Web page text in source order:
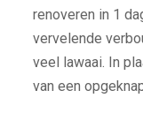
renoveren in 1
vervelende
veel lawaai. In
van een